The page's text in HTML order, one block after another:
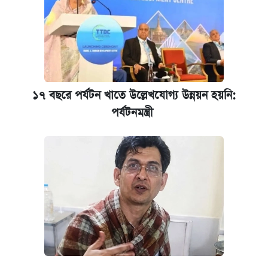
১৭ বছরে পর্যটন খাতে উল্লেখযোগ্য উন্নয়ন হয়নি:
পর্যটনমন্ত্রী